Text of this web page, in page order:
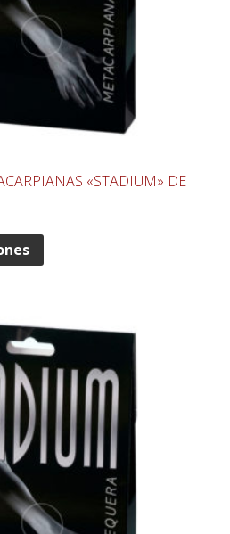
«STADIUM» DE